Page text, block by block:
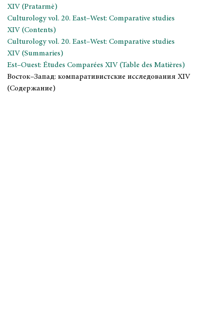
XIV (Pratarmė)
Culturology vol. 20. East–West: Comparative studies
XIV (Contents)
Culturology vol. 20. East–West: Comparative studies
XIV (Summaries)
Est–Ouest: Études Comparées XIV (Table des Matières)
Восток–Запад: компаративистские исследования XIV
(Содержание)